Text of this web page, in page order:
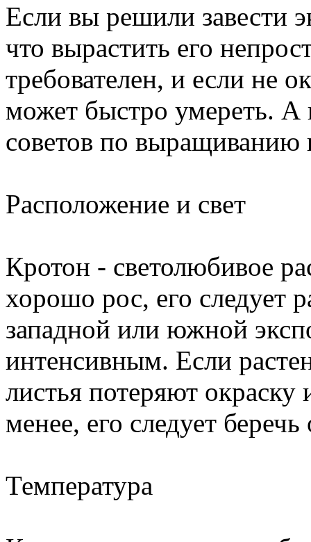
Если вы решили завести
что вырастить его
требователен, и если не
может быстро умереть. А
советов по выращиванию
Расположение и свет
Кротон - светолюбивое
хорошо рос, его следует
западной или южной
интенсивным. Если
листья потеряют
менее, его следует
Температура